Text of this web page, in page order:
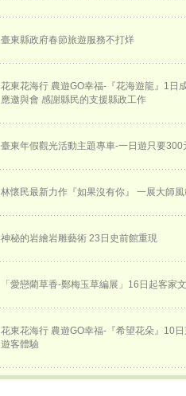
臺東縣政府春節旅遊服務不打烊
花東花海行 農遊GO幸福-『花海遊龍』1日
應邀與會 感謝縣民的支援縣政工作
臺東年假觀光活動主題專車-一日遊只要300
林懷民最新力作『如果沒有你』 一展大師
神秘的岩繪岩雕藝術 23日史前館重現
「愛戀藺草香-鄭梅玉草編展」16日起客家
花東花海行 農遊GO幸福-『希望花朵』10
遊客體驗